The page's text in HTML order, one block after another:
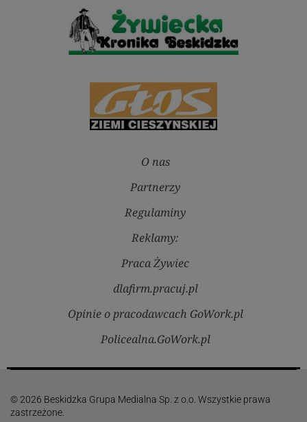
O nas
Partnerzy
Regulaminy
Reklamy:
Praca Żywiec
dlafirm.pracuj.pl
Opinie o pracodawcach GoWork.pl
Policealna.GoWork.pl
© 2026 Beskidzka Grupa Medialna Sp. z o.o. Wszystkie prawa
zastrzeżone.